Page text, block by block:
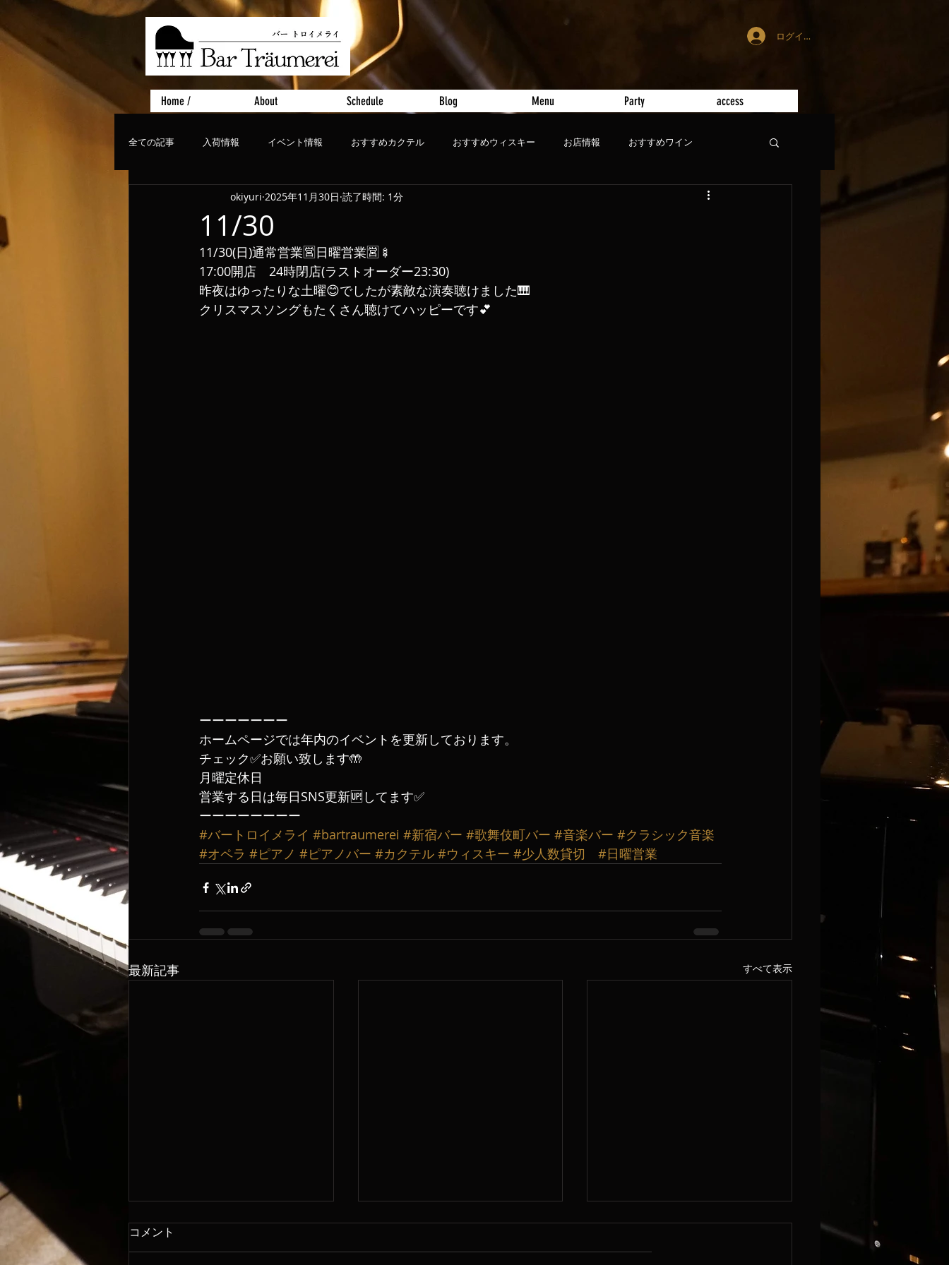
ログイン
Home / About Schedule Blog Menu Party access
全ての記事 入荷情報 イベント情報 おすすめカクテル おすすめウィスキー お店情報 おすすめワイン
ライブ、コンサート おすすめビール
11/30
okiyuri 2025年11月30日 読了時間: 1分
11/30(日)通常営業🈺日曜営業🈺🍢
17:00開店　24時閉店(ラストオーダー23:30)
昨夜はゆったりな土曜😊でしたが素敵な演奏聴けました🎹
クリスマスソングもたくさん聴けてハッピーです💕
ーーーーーーー
ホームページでは年内のイベントを更新しております。
チェック✅お願い致します🤲
月曜定休日
営業する日は毎日SNS更新🆙してます✅
ーーーーーーーー
#バートロイメライ #bartraumerei #新宿バー #歌舞伎町バー #音楽バー #クラシック音楽
#オペラ #ピアノ #ピアノバー #カクテル #ウィスキー #少人数貸切 #日曜営業
最新記事 すべて表示
コメント